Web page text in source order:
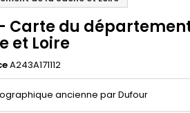
Carte du
et Loire
A243A171112
ancienne par Dufour